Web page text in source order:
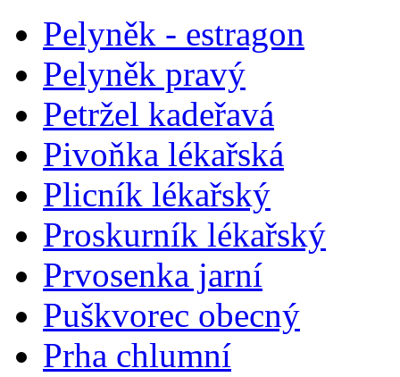
Pelyněk - estragon
Pelyněk pravý
Petržel kadeřavá
Pivoňka lékařská
Plicník lékařský
Proskurník lékařský
Prvosenka jarní
Puškvorec obecný
Prha chlumní